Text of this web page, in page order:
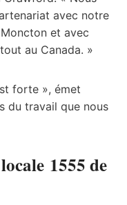
avec notre
et avec
au Canada. »
forte », émet
du travail que nous
1555 de